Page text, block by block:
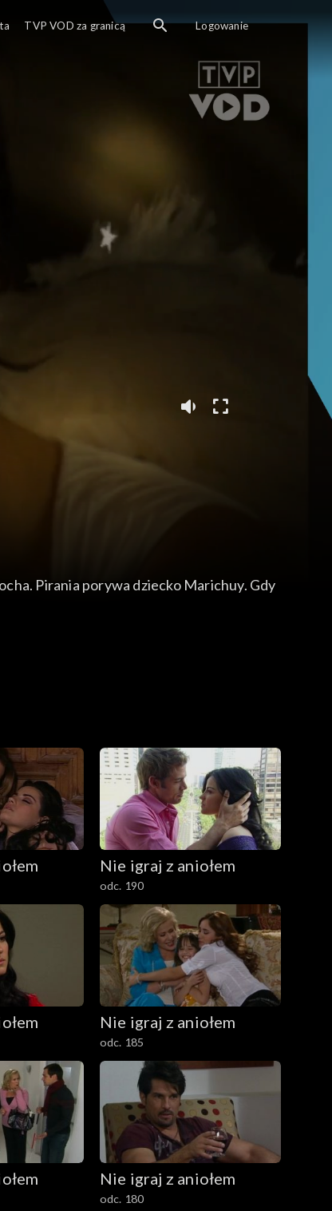
Pirania porywa dziecko Marichuy. Gdy
Nie igraj z aniołem
odc. 190
Nie igraj z aniołem
odc. 185
Nie igraj z aniołem
odc. 180
TVP VOD za granicą Logowanie